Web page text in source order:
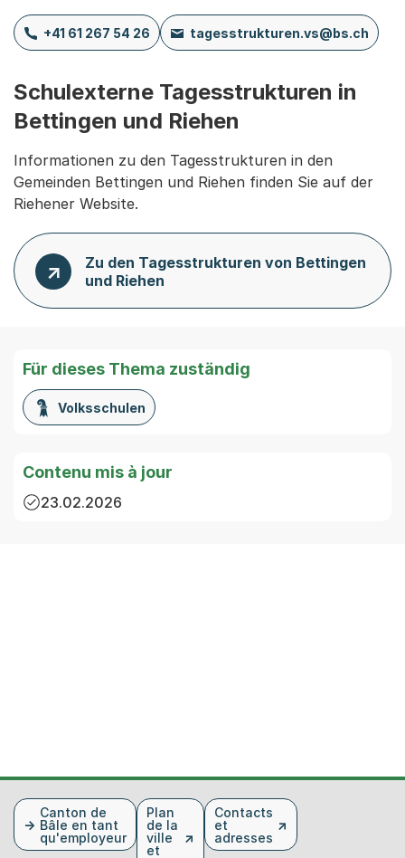
+41 61 267 54 26 tagesstrukturen.vs@bs.ch
Schulexterne Tagesstrukturen in
Bettingen und Riehen
Informationen zu den Tagesstrukturen in den
Gemeinden Bettingen und Riehen finden Sie auf der
Riehener Website.
Zu den Tagesstrukturen von Bettingen
und Riehen
Für dieses Thema zuständig
Volksschulen
Contenu mis à jour
23.02.2026
FusszeileCanton de
Bâle en tant
qu'employeur
Plan
de la
ville
et
Contacts
et
adresses